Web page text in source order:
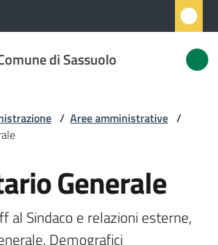
di Sassuolo
/ Aree amministrative /
Generale
al Sindaco e relazioni esterne,
Demografici